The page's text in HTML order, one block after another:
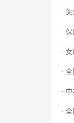
·
·
·
·
·
·